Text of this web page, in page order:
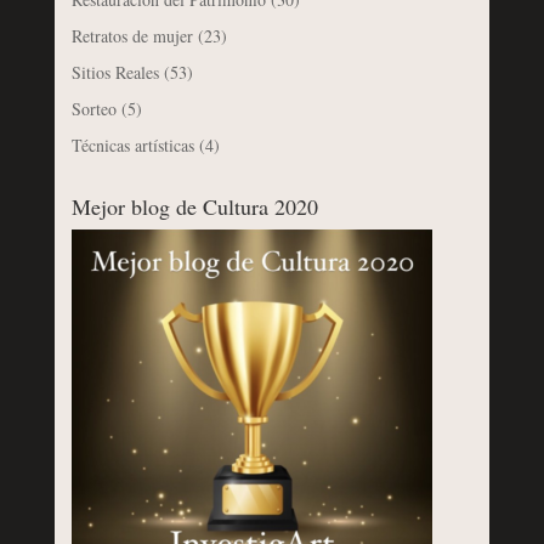
Retratos de mujer(23)
Sitios Reales(53)
Sorteo(5)
Técnicas artísticas(4)
Mejor blog de Cultura 2020